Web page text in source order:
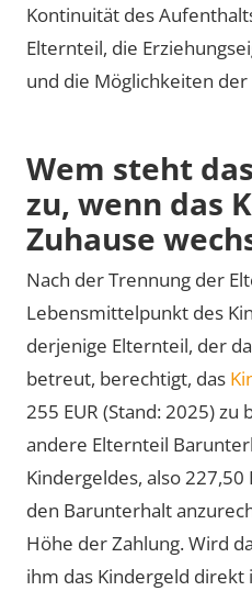
Kontinuität des
Elternteil, die
und die Möglichkeiten
Wem steht
zu, wenn das
Zuhause
Nach der Trennung der
Lebensmittelpunkt des
derjenige Elternteil, der
betreut, berechtigt, das
255 EUR (Stand: 2025)
andere Elternteil
Kindergeldes, also 227,50
den Barunterhalt
Höhe der Zahlung. Wird
ihm das Kindergeld direkt